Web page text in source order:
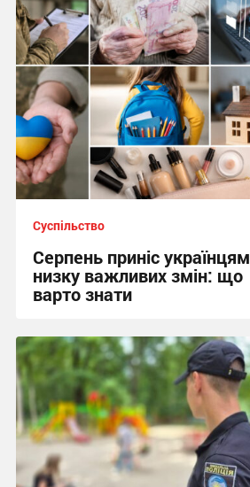
10:13, 5.08.2026
Суспільство
Серпень приніс українцям
низку важливих змін: що
варто знати
22:18, 2.08.2026